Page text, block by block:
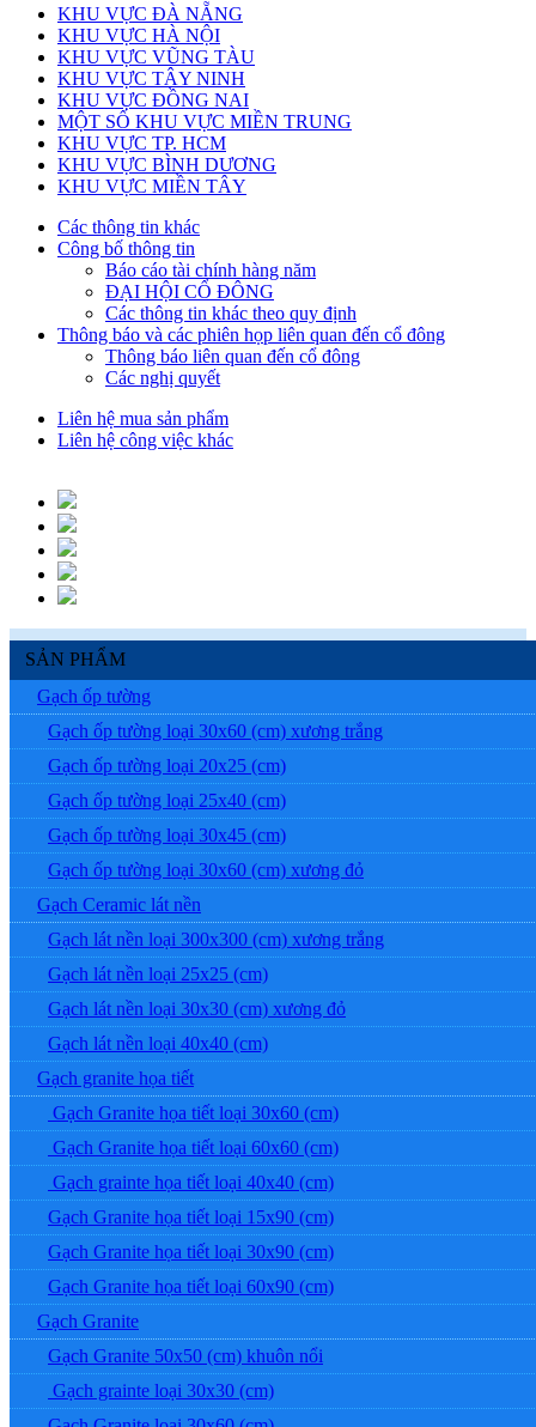
KHU VỰC ĐÀ NẴNG
KHU VỰC HÀ NỘI
KHU VỰC VŨNG TÀU
KHU VỰC TÂY NINH
KHU VỰC ĐỒNG NAI
MỘT SỐ KHU VỰC MIỀN TRUNG
KHU VỰC TP. HCM
KHU VỰC BÌNH DƯƠNG
KHU VỰC MIỀN TÂY
Các thông tin khác
Công bố thông tin
Báo cáo tài chính hàng năm
ĐẠI HỘI CỔ ĐÔNG
Các thông tin khác theo quy định
Thông báo và các phiên họp liên quan đến cổ đông
Thông báo liên quan đến cổ đông
Các nghị quyết
Liên hệ mua sản phẩm
Liên hệ công việc khác
SẢN PHẨM
Gạch ốp tường
Gạch ốp tường loại 30x60 (cm) xương trắng
Gạch ốp tường loại 20x25 (cm)
Gạch ốp tường loại 25x40 (cm)
Gạch ốp tường loại 30x45 (cm)
Gạch ốp tường loại 30x60 (cm) xương đỏ
Gạch Ceramic lát nền
Gạch lát nền loại 300x300 (cm) xương trắng
Gạch lát nền loại 25x25 (cm)
Gạch lát nền loại 30x30 (cm) xương đỏ
Gạch lát nền loại 40x40 (cm)
Gạch granite họa tiết
Gạch Granite họa tiết loại 30x60 (cm)
Gạch Granite họa tiết loại 60x60 (cm)
Gạch grainte họa tiết loại 40x40 (cm)
Gạch Granite họa tiết loại 15x90 (cm)
Gạch Granite họa tiết loại 30x90 (cm)
Gạch Granite họa tiết loại 60x90 (cm)
Gạch Granite
Gạch Granite 50x50 (cm) khuôn nổi
Gạch grainte loại 30x30 (cm)